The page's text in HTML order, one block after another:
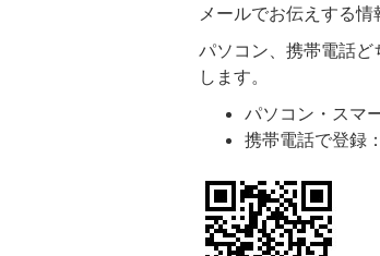
メールでお伝えする
パソコン、携帯電話
します。
パソコン・スマ
携帯電話で登録